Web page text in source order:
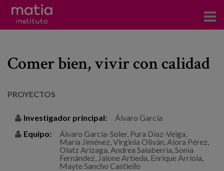
Investigación
Consultoría
Comer bien, vivir con calidad
PROYECTOS
Investigador principal:
Álvaro García
Equipo:
Álvaro García-Soler, Pura Díaz-Veiga,
María Jiménez, Virginia Oliván, Aiora Pérez,
Olatz Arizaga, Andrea Salaberria, Sonia
Fernández, Jaione Artieda, Enrique Arriola,
Mayte Sancho Castiello